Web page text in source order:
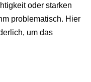
oder starken
problematisch. Hier
um das